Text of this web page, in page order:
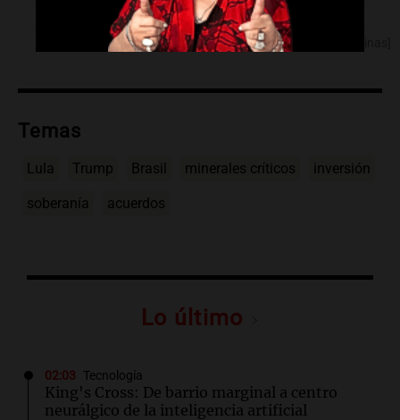
[Fuente: Noticias Argentinas]
Temas
Lula Trump Brasil minerales críticos inversión
soberanía acuerdos
Lo último
02:03 Tecnología
King's Cross: De barrio marginal a centro
neurálgico de la inteligencia artificial